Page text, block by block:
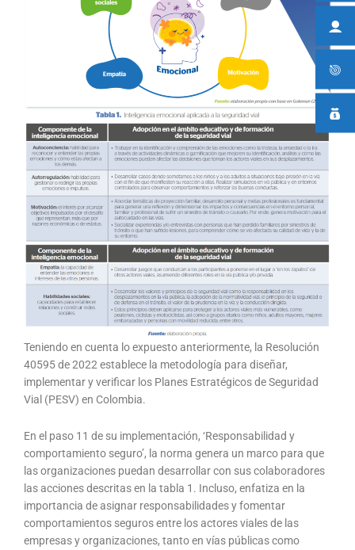
Teniendo en cuenta lo expuesto anteriormente, la Resolución
40595 de 2022 establece la metodología para diseñar,
implementar y verificar los Planes Estratégicos de Seguridad
Vial (PESV) en Colombia.
En el paso 11 de su implementación, ‘Responsabilidad y
comportamiento seguro’, la norma genera un marco para que
las organizaciones puedan desarrollar con sus colaboradores
las acciones descritas en la tabla 1. Incluso, enfatiza en la
importancia de asignar responsabilidades y fomentar
comportamientos seguros entre los actores viales de las
empresas y organizaciones, tanto en vías públicas como